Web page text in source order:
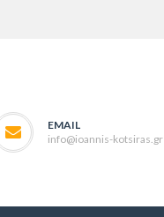
EMAIL
info@ioannis-kotsiras.gr